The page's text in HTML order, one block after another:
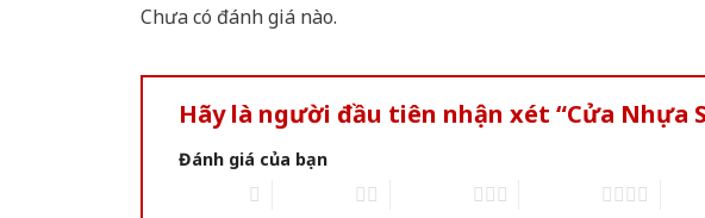
Chưa có đánh giá nào.
Hãy là người đầu tiên nhận xét “Cửa Nhựa
Đánh giá của bạn